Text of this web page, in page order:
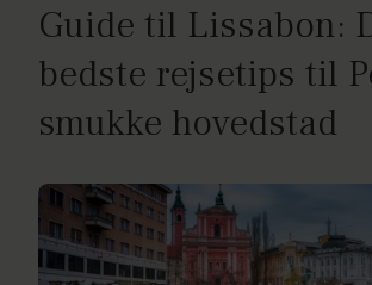
Guide til Lissabon:
bedste rejsetips til
smukke hovedstad